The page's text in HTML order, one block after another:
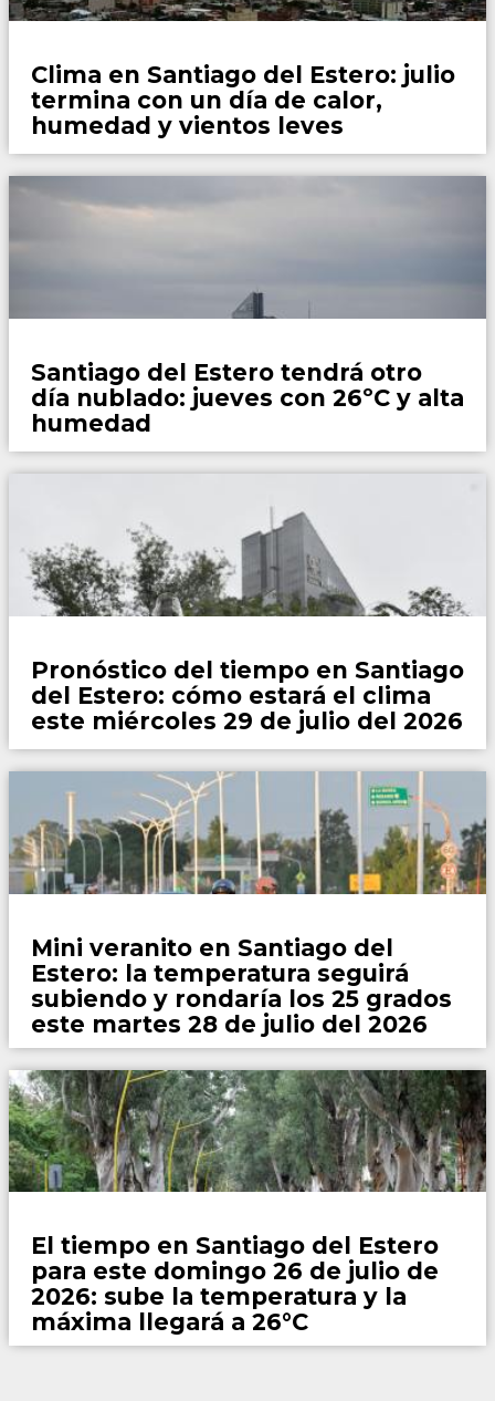
Clima en Santiago del Estero: julio
termina con un día de calor,
humedad y vientos leves
Santiago del Estero tendrá otro
día nublado: jueves con 26ºC y alta
humedad
Pronóstico del tiempo en Santiago
del Estero: cómo estará el clima
este miércoles 29 de julio del 2026
Mini veranito en Santiago del
Estero: la temperatura seguirá
subiendo y rondaría los 25 grados
este martes 28 de julio del 2026
El tiempo en Santiago del Estero
para este domingo 26 de julio de
2026: sube la temperatura y la
máxima llegará a 26°C